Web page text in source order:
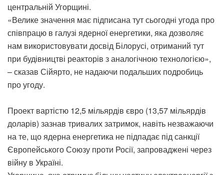
центральній Угорщині.
«Велике значення має підписана тут сьогодні угода про
співпрацю в галузі ядерної енергетики, яка дозволяє
нам використовувати досвід Білорусі, отриманий тут
при будівництві реакторів з аналогічною технологією»,
– сказав Сійярто, не надаючи подальших подробиць
про угоду.
Проект вартістю 12,5 мільярдів євро (13,57 мільярдів
доларів) зазнав тривалих затримок, навіть незважаючи
на те, що ядерна енергетика не підпадає під санкції
Європейського Союзу проти Росії, запроваджені через
війну в Україні.